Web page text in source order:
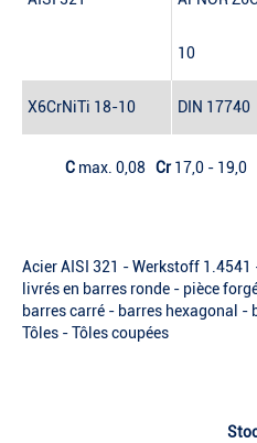
10
X6CrNiTi 18-10 DIN 17740
C max. 0,08 Cr17,0 - 19,0
Acier AISI 321 - Werkstoff
livrés en barres ronde - pièce
barres carré - barres hexagonal
Tôles - Tôles coupées